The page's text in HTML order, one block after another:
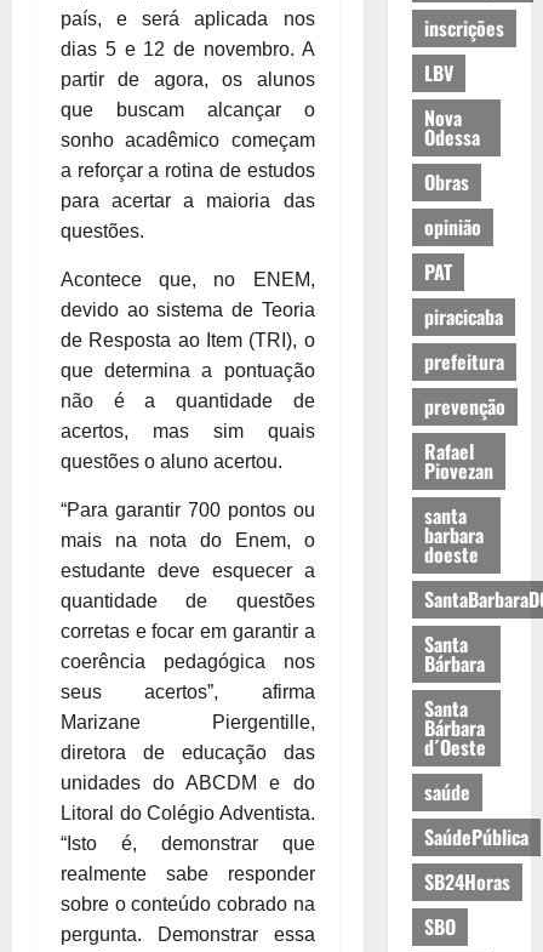
país, e será aplicada nos
dias 5 e 12 de novembro. A
partir de agora, os alunos
que buscam alcançar o
sonho acadêmico começam
a reforçar a rotina de estudos
para acertar a maioria das
questões.
Acontece que, no ENEM,
devido ao sistema de Teoria
de Resposta ao Item (TRI), o
que determina a pontuação
não é a quantidade de
acertos, mas sim quais
questões o aluno acertou.
“Para garantir 700 pontos ou
mais na nota do Enem, o
estudante deve esquecer a
quantidade de questões
corretas e focar em garantir a
coerência pedagógica nos
seus acertos”, afirma
Marizane Piergentille,
diretora de educação das
unidades do ABCDM e do
Litoral do Colégio Adventista.
“Isto é, demonstrar que
realmente sabe responder
sobre o conteúdo cobrado na
pergunta. Demonstrar essa
inscrições
LBV
Nova
Odessa
Obras
opinião
PAT
piracicaba
prefeitura
prevenção
Rafael
Piovezan
santa
barbara
doeste
Santa
Bárbara
Santa
Bárbara
d´Oeste
saúde
SaúdePública
SB24Horas
SBO